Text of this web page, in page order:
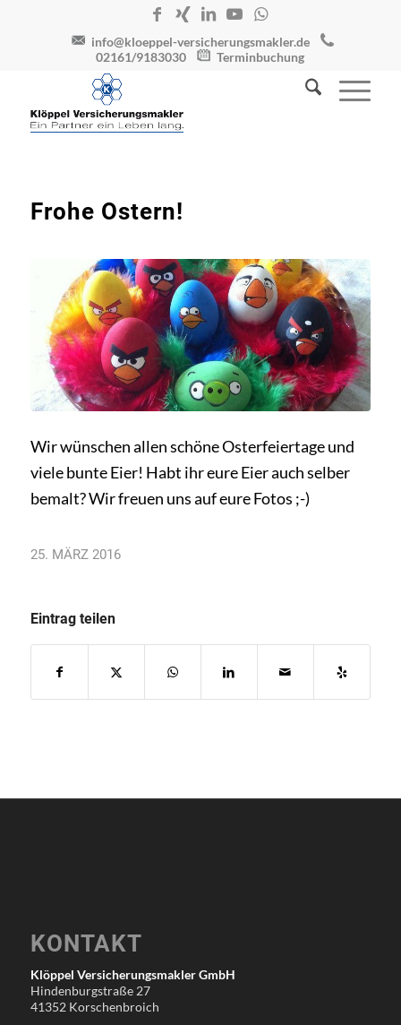
info@kloeppel-versicherungsmakler.de
02161/9183030
Terminbuchung
Frohe Ostern!
Wir wünschen allen schöne Osterfeiertage und
viele bunte Eier! Habt ihr eure Eier auch selber
bemalt? Wir freuen uns auf eure Fotos ;-)
25. MÄRZ 2016
Eintrag teilen
KONTAKT
Klöppel Versicherungsmakler GmbH
Hindenburgstraße 27
41352 Korschenbroich